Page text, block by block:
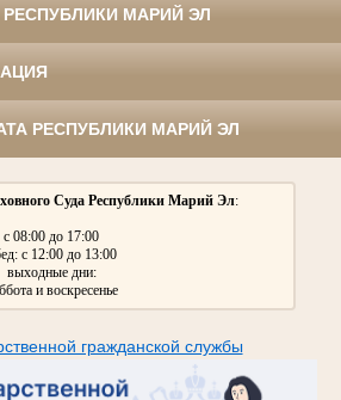
МАРИЙ ЭЛ
РЕСПУБЛИКИ МАРИЙ ЭЛ
Суда Республики Марий Эл:
с 08:00 до 17:00
с 12:00 до 13:00
выходные дни:
и воскресенье
гражданской службы